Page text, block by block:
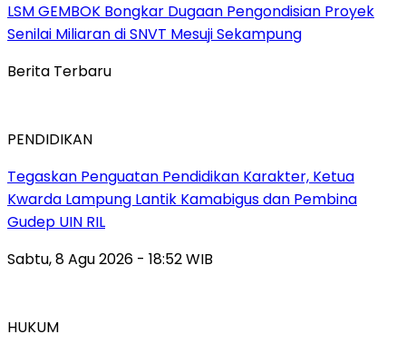
LSM GEMBOK Bongkar Dugaan Pengondisian Proyek
Senilai Miliaran di SNVT Mesuji Sekampung
Berita Terbaru
PENDIDIKAN
Tegaskan Penguatan Pendidikan Karakter, Ketua
Kwarda Lampung Lantik Kamabigus dan Pembina
Gudep UIN RIL
Sabtu, 8 Agu 2026 - 18:52 WIB
HUKUM